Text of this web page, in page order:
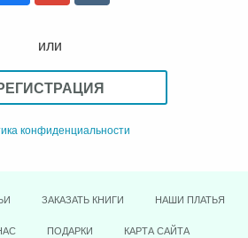
или
конфиденциальности
ЗАКАЗАТЬ КНИГИ НАШИ ПЛАТЬЯ
ПОДАРКИ КАРТА САЙТА